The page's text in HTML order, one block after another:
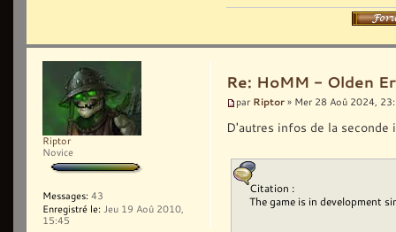
Re: HoMM - Olden
par Riptor » Mer 28 Aoû 2024,
D'autres infos de la seconde
Citation :
The game is in development
Riptor
Novice
Messages: 43
Enregistré le: Jeu 19 Aoû 2010,
15:45